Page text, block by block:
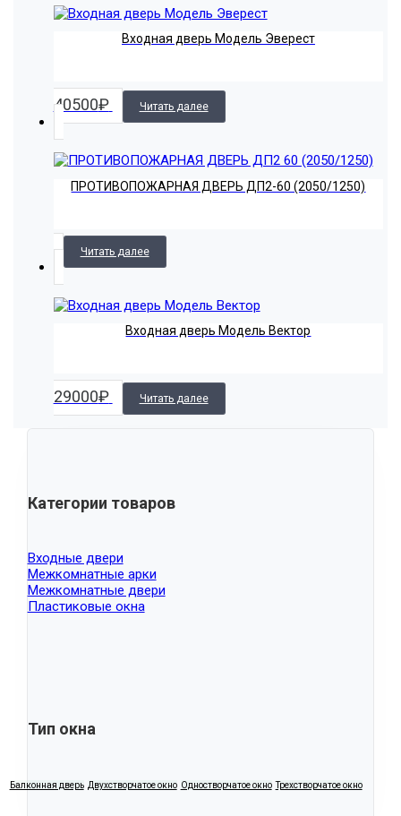
Входная дверь Модель Эверест
40500₽ Читать далее
ПРОТИВОПОЖАРНАЯ ДВЕРЬ ДП2-60 (2050/1250)
Читать далее
Входная дверь Модель Вектор
29000₽ Читать далее
Категории товаров
Входные двери
Межкомнатные арки
Межкомнатные двери
Пластиковые окна
Тип окна
Балконная дверь Двухстворчатое окно Одностворчатое окно Трехстворчатое окно